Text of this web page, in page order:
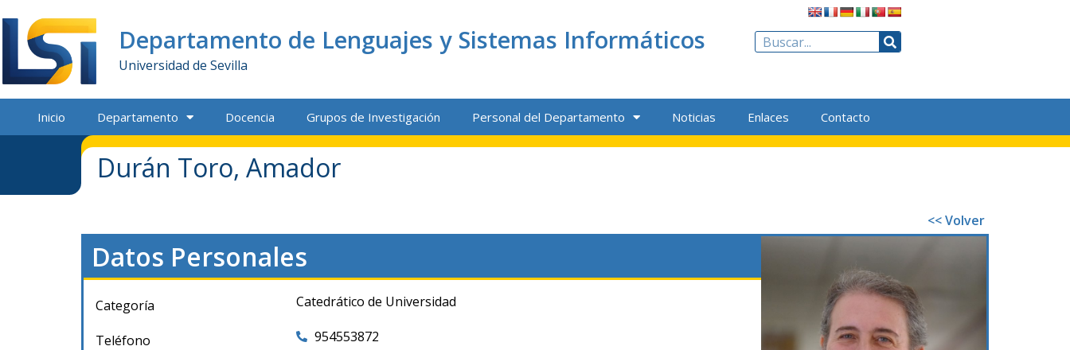
Departamento de Lenguajes y Sistemas Informáticos
Universidad de Sevilla
Inicio Departamento Docencia Grupos de Investigación Personal del Departamento Noticias Enlaces Contacto
Durán Toro, Amador
<< Volver
Datos Personales
Categoría Catedrático de Universidad
Teléfono 954553872